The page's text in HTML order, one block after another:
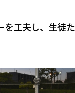
を工夫し、生徒た